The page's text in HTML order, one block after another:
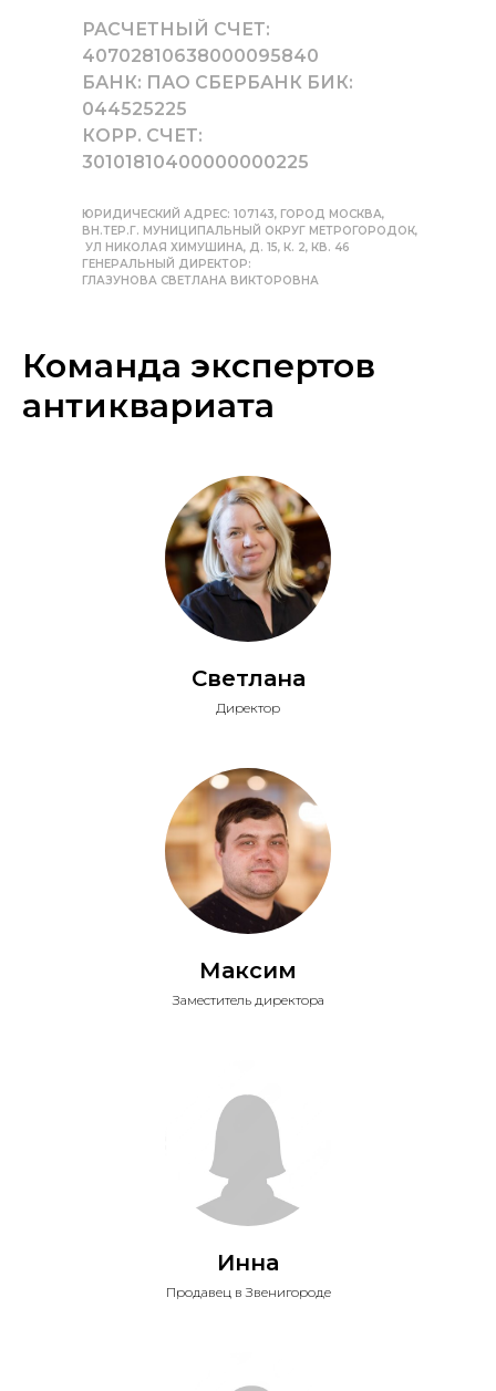
РАСЧЕТНЫЙ СЧЕТ:
40702810638000095840
БАНК: ПАО СБЕРБАНК БИК:
044525225
КОРР. СЧЕТ:
30101810400000000225
ЮРИДИЧЕСКИЙ АДРЕС: 107143, ГОРОД МОСКВА,
ВН.ТЕР.Г. МУНИЦИПАЛЬНЫЙ ОКРУГ МЕТРОГОРОДОК,
УЛ НИКОЛАЯ ХИМУШИНА, Д. 15, К. 2, КВ. 46
ГЕНЕРАЛЬНЫЙ ДИРЕКТОР:
ГЛАЗУНОВА СВЕТЛАНА ВИКТОРОВНА
Команда экспертов
антиквариата
Светлана
Директор
Максим
Заместитель директора
Инна
Продавец в Звенигороде